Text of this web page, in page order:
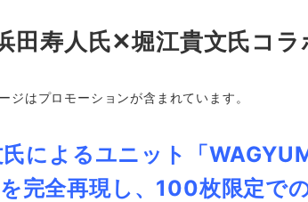
寿人氏✕堀江貴文氏コラ
ジはプロモーションが含まれています。
によるユニット「
完全再現し、100枚限定で